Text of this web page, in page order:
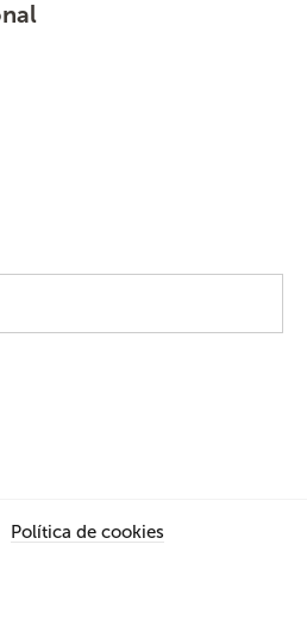
Política de cookies